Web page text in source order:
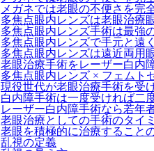
メガネでは老眼の不便さを完
多焦点眼内レンズは老眼治療
多焦点眼内レンズ手術は最強
多焦点眼内レンズで手元と遠
多焦点眼内レンズは遠近両用
老眼治療手術をレーザー白内
多焦点眼内レンズ × フェムト
現役世代が老眼治療手術を受
白内障手術は一度受ければ二
レーザー白内障手術なら若年
老眼治療としての手術のタイ
老眼を積極的に治療すること
乱視の定義